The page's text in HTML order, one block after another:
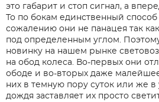
это габарит и стоп сигнал, а
То по бокам единственный способ
сожалению они не панацея так
под определенным углом.
новинку на нашем рынке
на обод колеса. Во-первых они
ободе и во-вторых даже
них в темную пору суток или же в
дождя заставляет их просто